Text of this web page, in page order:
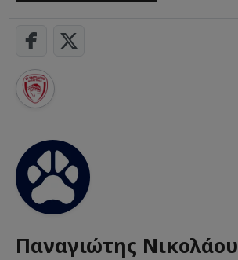
Παναγιώτης Νικολάου